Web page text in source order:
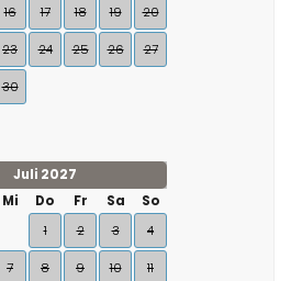
16 17 18 19 20
23 24 25 26 27
30
Juli 2027
Mi Do Fr Sa
So
1
2 3 4
7 8 9 10 11